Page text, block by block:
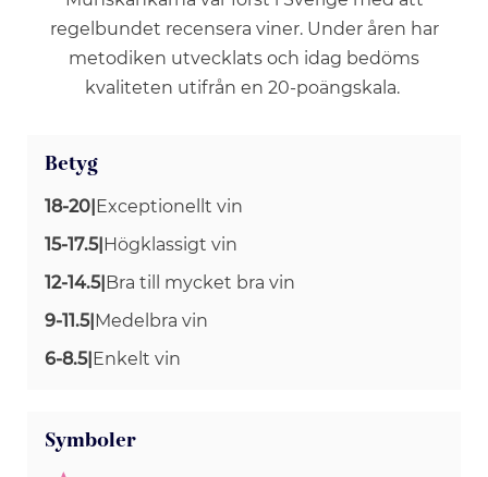
regelbundet recensera viner. Under åren har
metodiken utvecklats och idag bedöms
kvaliteten utifrån en 20-poängskala.
Betyg
18-20|Exceptionellt vin
15-17.5|Högklassigt vin
12-14.5|Bra till mycket bra vin
9-11.5|Medelbra vin
6-8.5|Enkelt vin
Symboler